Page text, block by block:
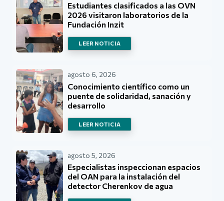
Estudiantes clasificados a las OVN
2026 visitaron laboratorios de la
Fundación Inzit
LEER NOTICIA
agosto 6, 2026
Conocimiento científico como un
puente de solidaridad, sanación y
desarrollo
LEER NOTICIA
agosto 5, 2026
Especialistas inspeccionan espacios
del OAN para la instalación del
detector Cherenkov de agua